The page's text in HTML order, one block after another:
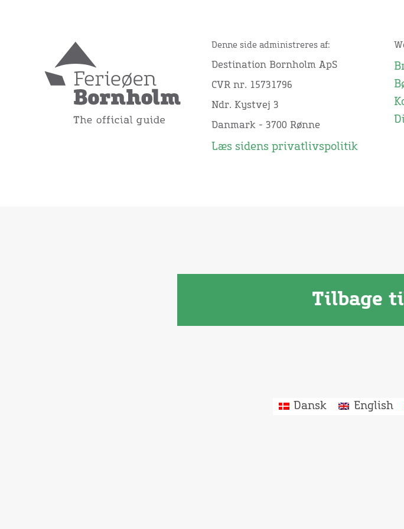
Denne side administreres af:
Destination Bornholm ApS
CVR nr. 15731796
Ndr. Kystvej 3
Danmark - 3700 Rønne
Læs sidens privatlivspolitik
Tilbage
Dansk English